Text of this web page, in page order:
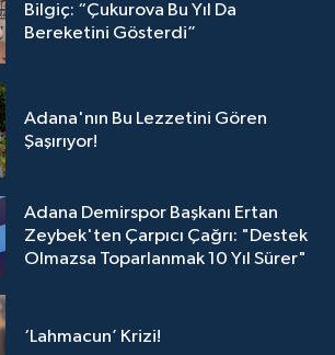
Bilgiç: “Çukurova Bu Yıl Da
Bereketini Gösterdi”
Adana'nın Bu Lezzetini Gören
Şaşırıyor!
Adana Demirspor Başkanı Ertan
Zeybek'ten Çarpıcı Çağrı: "Destek
Olmazsa Toparlanmak 10 Yıl Sürer"
‘Lahmacun’ Krizi!